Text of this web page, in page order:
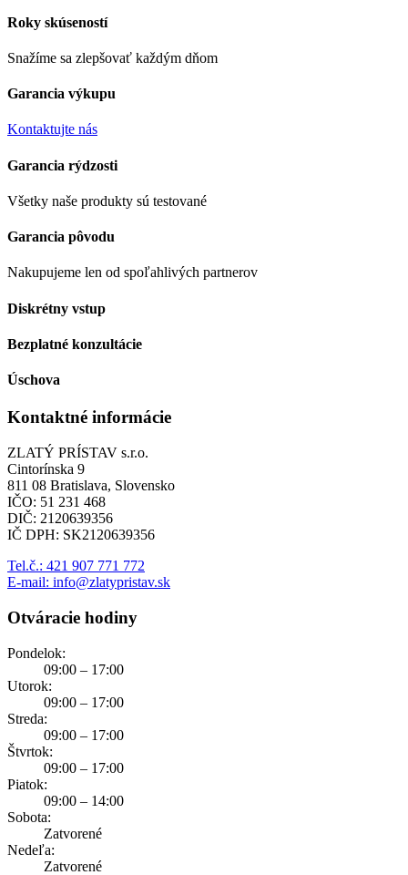
Roky skúseností
Snažíme sa zlepšovať každým dňom
Garancia výkupu
Kontaktujte nás
Garancia rýdzosti
Všetky naše produkty sú testované
Garancia pôvodu
Nakupujeme len od spoľahlivých partnerov
Diskrétny vstup
Bezplatné konzultácie
Úschova
Kontaktné informácie
ZLATÝ PRÍSTAV s.r.o.
Cintorínska 9
811 08 Bratislava, Slovensko
IČO: 51 231 468
DIČ: 2120639356
IČ DPH: SK2120639356
Tel.č.: 421 907 771 772
E-mail: info@zlatypristav.sk
Otváracie hodiny
Pondelok:
09:00 – 17:00
Utorok:
09:00 – 17:00
Streda:
09:00 – 17:00
Štvrtok:
09:00 – 17:00
Piatok:
09:00 – 14:00
Sobota:
Zatvorené
Nedeľa:
Zatvorené